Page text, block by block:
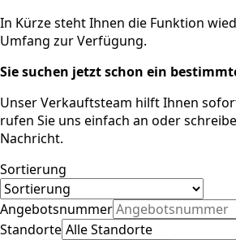
In Kürze steht Ihnen die Funktion
Umfang zur Verfügung.
Sie suchen jetzt schon ein
Unser Verkauftsteam hilft Ihnen
rufen Sie uns einfach an oder
Nachricht.
Sortierung
Angebotsnummer
Standorte